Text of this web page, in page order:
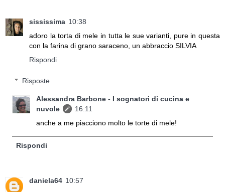
sississima 10:38
adoro la torta di mele in tutta le sue varianti, pure in questa
con la farina di grano saraceno, un abbraccio SILVIA
Rispondi
Risposte
Alessandra Barbone - I sognatori di cucina e
nuvole
16:11
anche a me piacciono molto le torte di mele!
Rispondi
daniela64 10:57